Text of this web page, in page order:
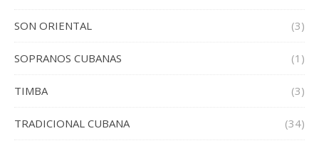
SON ORIENTAL (3)
SOPRANOS CUBANAS (1)
TIMBA (3)
TRADICIONAL CUBANA (34)